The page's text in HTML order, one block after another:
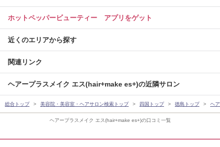
ヘアープラスメイク エス(hair+make es+)の口コミ一覧
ホットペッパービューティー アプリをゲット
近くのエリアから探す
関連リンク
ヘアープラスメイク エス(hair+make es+)の近隣サロン
総合トップ 美容院・美容室・ヘアサロン検索トップ 四国トップ 徳島トップ ヘ